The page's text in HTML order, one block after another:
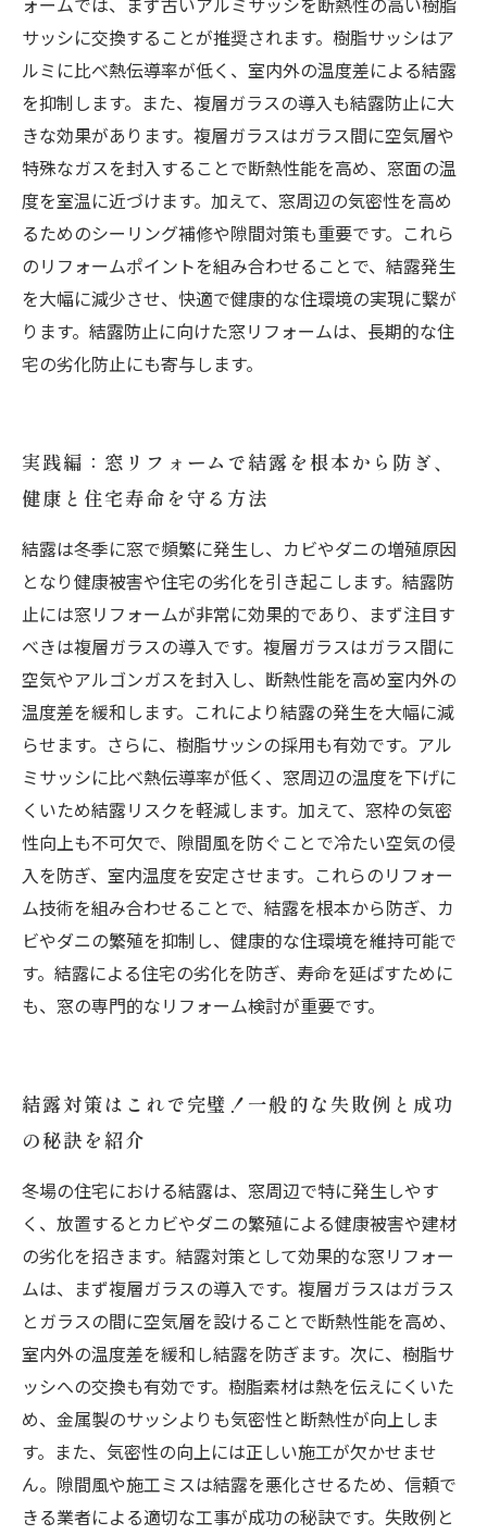
サッシに交換することが推奨されます。樹脂サッシはア
ルミに比べ熱伝導率が低く、室内外の温度差による結露
を抑制します。また、複層ガラスの導入も結露防止に大
きな効果があります。複層ガラスはガラス間に空気層や
特殊なガスを封入することで断熱性能を高め、窓面の温
度を室温に近づけます。加えて、窓周辺の気密性を高め
るためのシーリング補修や隙間対策も重要です。これら
のリフォームポイントを組み合わせることで、結露発生
を大幅に減少させ、快適で健康的な住環境の実現に繋が
ります。結露防止に向けた窓リフォームは、長期的な住
宅の劣化防止にも寄与します。
実践編：窓リフォームで結露を根本から防ぎ、
健康と住宅寿命を守る方法
結露は冬季に窓で頻繁に発生し、カビやダニの増殖原因
となり健康被害や住宅の劣化を引き起こします。結露防
止には窓リフォームが非常に効果的であり、まず注目す
べきは複層ガラスの導入です。複層ガラスはガラス間に
空気やアルゴンガスを封入し、断熱性能を高め室内外の
温度差を緩和します。これにより結露の発生を大幅に減
らせます。さらに、樹脂サッシの採用も有効です。アル
ミサッシに比べ熱伝導率が低く、窓周辺の温度を下げに
くいため結露リスクを軽減します。加えて、窓枠の気密
性向上も不可欠で、隙間風を防ぐことで冷たい空気の侵
入を防ぎ、室内温度を安定させます。これらのリフォー
ム技術を組み合わせることで、結露を根本から防ぎ、カ
ビやダニの繁殖を抑制し、健康的な住環境を維持可能で
す。結露による住宅の劣化を防ぎ、寿命を延ばすために
も、窓の専門的なリフォーム検討が重要です。
結露対策はこれで完璧！一般的な失敗例と成功
の秘訣を紹介
冬場の住宅における結露は、窓周辺で特に発生しやす
く、放置するとカビやダニの繁殖による健康被害や建材
の劣化を招きます。結露対策として効果的な窓リフォー
ムは、まず複層ガラスの導入です。複層ガラスはガラス
とガラスの間に空気層を設けることで断熱性能を高め、
室内外の温度差を緩和し結露を防ぎます。次に、樹脂サ
ッシへの交換も有効です。樹脂素材は熱を伝えにくいた
め、金属製のサッシよりも気密性と断熱性が向上しま
す。また、気密性の向上には正しい施工が欠かせませ
ん。隙間風や施工ミスは結露を悪化させるため、信頼で
きる業者による適切な工事が成功の秘訣です。失敗例と